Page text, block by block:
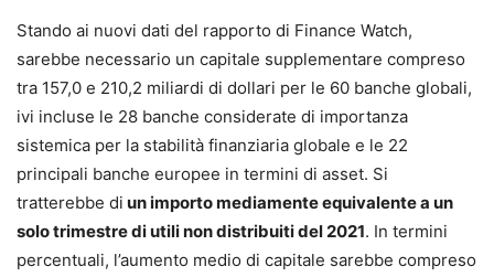
Stando ai nuovi dati del rapporto di Finance Watch,
sarebbe necessario un capitale supplementare compreso
tra 157,0 e 210,2 miliardi di dollari per le 60 banche globali,
ivi incluse le 28 banche considerate di importanza
sistemica per la stabilità finanziaria globale e le 22
principali banche europee in termini di asset. Si
tratterebbe di un importo mediamente equivalente a un
solo trimestre di utili non distribuiti del 2021. In termini
percentuali, l’aumento medio di capitale sarebbe compreso